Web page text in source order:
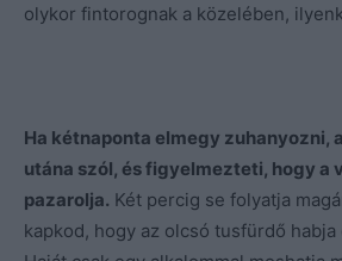
olykor fintorognak a közelében,
Ha kétnaponta elmegy zuhanyozni,
utána szól, és figyelmezteti, hogy a
pazarolja. Két percig se folyatja
kapkod, hogy az olcsó tusfürdő habja